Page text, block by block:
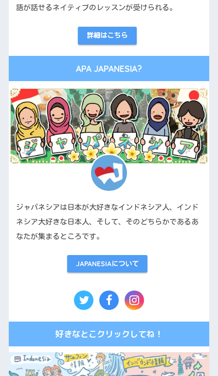
語が話せるネイティブのレッスンが受けられる。
詳細はこちら
APA JAPANESIA?
ジャパネシアは日本が大好きなインドネシア人、インド
ネシア大好きな日本人、そして、そのどちらかであるあ
なたが集まるところです。
JAPANESIAについて
好きなとこクリックしてね！